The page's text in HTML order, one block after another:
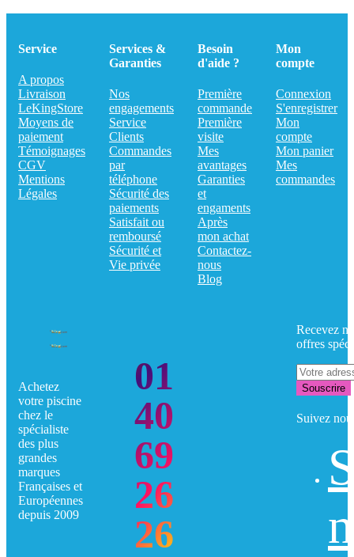
Service
A propos
Livraison
LeKingStore
Moyens de
paiement
Témoignages
CGV
Mentions
Légales
Services &
Garanties
Nos
engagements
Service
Clients
Commandes
par
téléphone
Sécurité des
paiements
Satisfait ou
remboursé
Sécurité et
Vie privée
Besoin
d'aide ?
Première
commande
Première
visite
Mes
avantages
Garanties
et
engaments
Après
mon achat
Contactez-
nous
Blog
Mon
compte
Connexion
S'enregistrer
Mon
compte
Mon panier
Mes
commandes
Achetez
votre piscine
chez le
spécialiste
des plus
grandes
marques
Françaises et
Européennes
depuis 2009
01
40
69
26
26
Recevez
offres
Souscrire
Suivez